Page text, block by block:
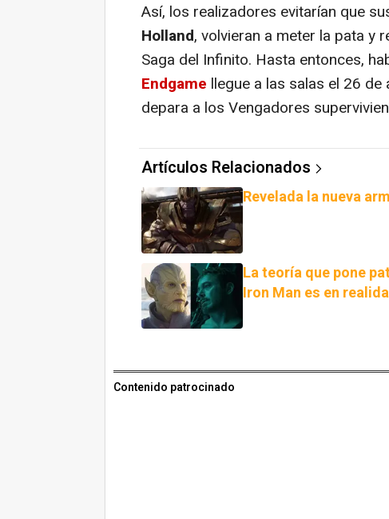
Así, los realizadores evitarían que
Holland, volvieran a meter la pata y
Saga del Infinito. Hasta entonces,
Endgame llegue a las salas el 26
depara a los Vengadores
Artículos Relacionados
Revelada la nueva
La teoría que pone
Iron Man es en
Contenido patrocinado